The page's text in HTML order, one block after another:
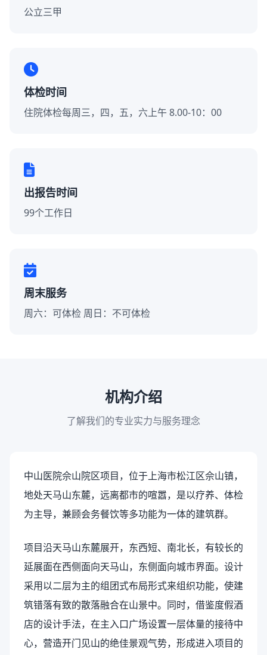
公立三甲
体检时间
住院体检每周三，四，五，六上午 8.00-10：00
出报告时间
99个工作日
周末服务
周六：可体检 周日：不可体检
机构介绍
了解我们的专业实力与服务理念
中山医院佘山院区项目，位于上海市松江区佘山镇，
地处天马山东麓，远离都市的喧嚣，是以疗养、体检
为主导，兼顾会务餐饮等多功能为一体的建筑群。
项目沿天马山东麓展开，东西短、南北长，有较长的
延展面在西侧面向天马山，东侧面向城市界面。设计
采用以二层为主的组团式布局形式来组织功能，使建
筑错落有致的散落融合在山景中。同时，借鉴度假酒
店的设计手法，在主入口广场设置一层体量的接待中
心，营造开门见山的绝佳景观气势，形成进入项目的